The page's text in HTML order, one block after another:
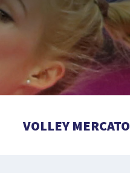
VOLLEY MERCATO